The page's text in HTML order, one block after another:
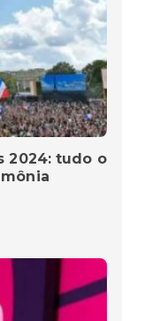
2024: tudo o